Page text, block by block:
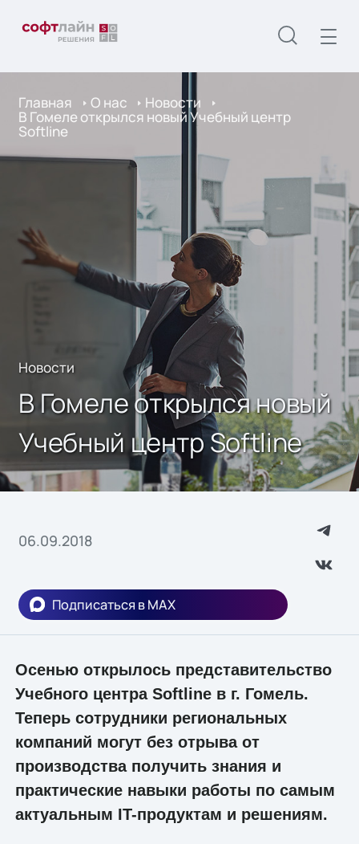
Главная О нас Новости
В Гомеле открылся новый Учебный центр
Softline
Новости
В Гомеле открылся новый
Учебный центр Softline
06.09.2018
Подписаться в MAX
Осенью открылось представительство
Учебного центра Softline в г. Гомель.
Теперь сотрудники региональных
компаний могут без отрыва от
производства получить знания и
практические навыки работы по самым
актуальным IT-продуктам и решениям.